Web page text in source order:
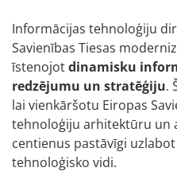
Informācijas tehnoloģiju
Savienības Tiesas
īstenojotdinamisku
redzējumu un stratēģiju.
lai vienkāršotu Eiropas
tehnoloģiju arhitektūru un
centienus pastāvīgi
tehnoloģisko vidi.